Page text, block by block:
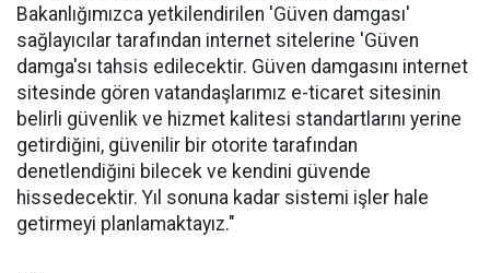
Bakanlığımızca yetkilendirilen 'Güven damgası'
sağlayıcılar tarafından internet sitelerine 'Güven
damga'sı tahsis edilecektir. Güven damgasını internet
sitesinde gören vatandaşlarımız e-ticaret sitesinin
belirli güvenlik ve hizmet kalitesi standartlarını yerine
getirdiğini, güvenilir bir otorite tarafından
denetlendiğini bilecek ve kendini güvende
hissedecektir. Yıl sonuna kadar sistemi işler hale
getirmeyi planlamaktayız."